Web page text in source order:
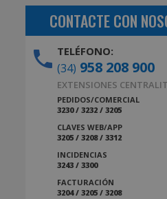
CONTACTE CON
TELÉFONO:
(34) 958 208 900
EXTENSIONES
PEDIDOS/COMERCIAL
3230 / 3232 / 3205
CLAVES WEB/APP
3205 / 3208 / 3312
INCIDENCIAS
3243 / 3300
FACTURACIÓN
3204 / 3205 / 3208